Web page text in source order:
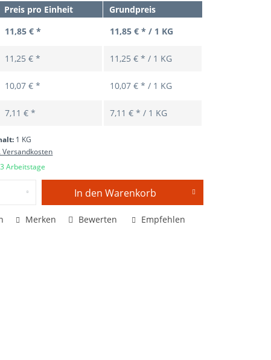
Preis pro Einheit
Grundpreis
11,85 € * 11,85 € * / 1 KG
11,25 € * 11,25 € * / 1 KG
10,07 € * 10,07 € * / 1 KG
7,11 € * 7,11 € * / 1 KG
1 KG
Versandkosten
Arbeitstage
In den Warenkorb
Merken Bewerten Empfehlen